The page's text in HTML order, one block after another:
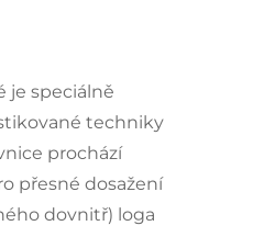
je speciálně
techniky
prochází
přesné dosažení
dovnitř) loga